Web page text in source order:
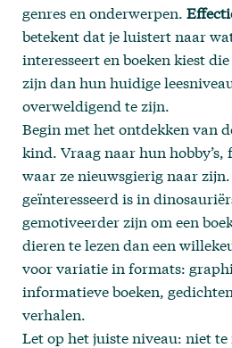
genres en onderwerpen.
betekent dat je luistert naar
interesseert en boeken kiest
zijn dan hun huidige
overweldigend te zijn.
Begin met het ontdekken van
kind. Vraag naar hun
waar ze nieuwsgierig naar
geïnteresseerd is in
gemotiveerder zijn om een
dieren te lezen dan een
voor variatie in formats:
informatieve boeken,
verhalen.
Let op het juiste niveau: niet